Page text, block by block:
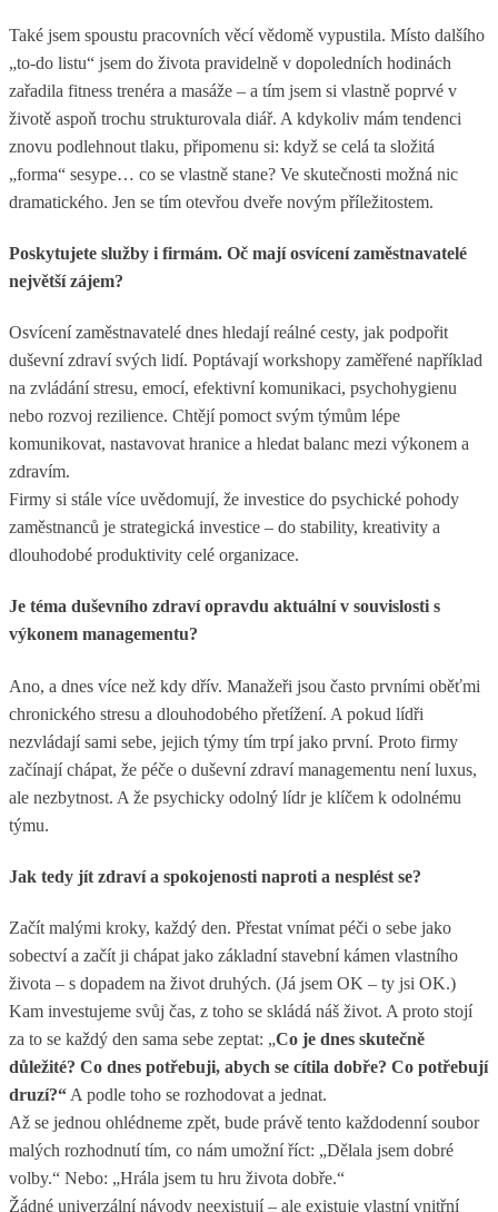
Také jsem spoustu pracovních věcí vědomě vypustila. Místo dalšího
„to-do listu“ jsem do života pravidelně v dopoledních hodinách
zařadila fitness trenéra a masáže – a tím jsem si vlastně poprvé v
životě aspoň trochu strukturovala diář. A kdykoliv mám tendenci
znovu podlehnout tlaku, připomenu si: když se celá ta složitá
„forma“ sesype… co se vlastně stane? Ve skutečnosti možná nic
dramatického. Jen se tím otevřou dveře novým příležitostem.
Poskytujete služby i firmám. Oč mají osvícení zaměstnavatelé
největší zájem?
Osvícení zaměstnavatelé dnes hledají reálné cesty, jak podpořit
duševní zdraví svých lidí. Poptávají workshopy zaměřené například
na zvládání stresu, emocí, efektivní komunikaci, psychohygienu
nebo rozvoj rezilience. Chtějí pomoct svým týmům lépe
komunikovat, nastavovat hranice a hledat balanc mezi výkonem a
zdravím.
Firmy si stále více uvědomují, že investice do psychické pohody
zaměstnanců je strategická investice – do stability, kreativity a
dlouhodobé produktivity celé organizace.
Je téma duševního zdraví opravdu aktuální v souvislosti s
výkonem managementu?
Ano, a dnes více než kdy dřív. Manažeři jsou často prvními oběťmi
chronického stresu a dlouhodobého přetížení. A pokud lídři
nezvládají sami sebe, jejich týmy tím trpí jako první. Proto firmy
začínají chápat, že péče o duševní zdraví managementu není luxus,
ale nezbytnost. A že psychicky odolný lídr je klíčem k odolnému
týmu.
Jak tedy jít zdraví a spokojenosti naproti a nesplést se?
Začít malými kroky, každý den. Přestat vnímat péči o sebe jako
sobectví a začít ji chápat jako základní stavební kámen vlastního
života – s dopadem na život druhých. (Já jsem OK – ty jsi OK.)
Kam investujeme svůj čas, z toho se skládá náš život. A proto stojí
za to se každý den sama sebe zeptat: „Co je dnes skutečně
důležité? Co dnes potřebuji, abych se cítila dobře? Co potřebují
druzí?“ A podle toho se rozhodovat a jednat.
Až se jednou ohlédneme zpět, bude právě tento každodenní soubor
malých rozhodnutí tím, co nám umožní říct: „Dělala jsem dobré
volby.“ Nebo: „Hrála jsem tu hru života dobře.“
Žádné univerzální návody neexistují – ale existuje vlastní vnitřní